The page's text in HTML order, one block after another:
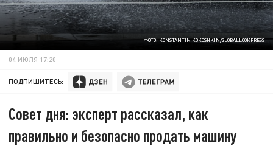
ФОТО: KONSTANTIN KOKOSHKIN/GLOBALLOOKPRESS
04 ИЮЛЯ 17:20
ПОДПИШИТЕСЬ:
Совет дня: эксперт рассказал, как
правильно и безопасно продать машину